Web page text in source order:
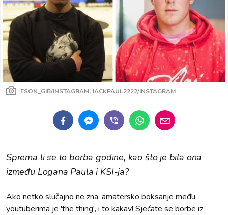
ESON_GIB/INSTAGRAM, JACKPAUL2222/INSTAGRAM
Sprema li se to borba godine, kao što je bila ona
između Logana Paula i KSI-ja?
Ako netko slučajno ne zna, amatersko boksanje među
youtuberima je 'the thing', i to kakav! Sjećate se borbe iz